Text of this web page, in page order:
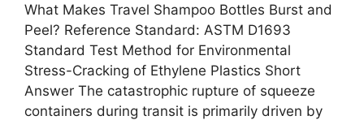
What Makes Travel Shampoo Bottles Burst and
Peel? Reference Standard: ASTM D1693
Standard Test Method for Environmental
Stress-Cracking of Ethylene Plastics Short
Answer The catastrophic rupture of squeeze
containers during transit is primarily driven by